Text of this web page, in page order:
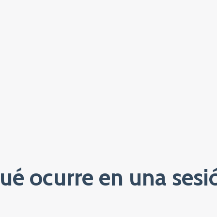
ocurre en una